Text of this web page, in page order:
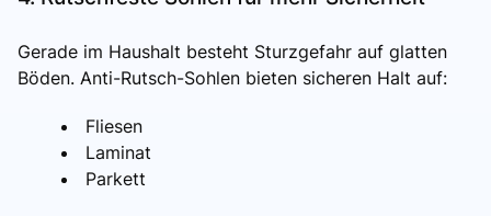
Gerade im Haushalt besteht Sturzgefahr auf glatten
Böden. Anti-Rutsch-Sohlen bieten sicheren Halt auf:
Fliesen
Laminat
Parkett